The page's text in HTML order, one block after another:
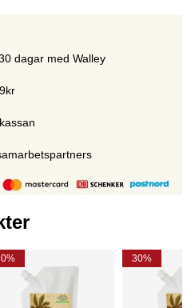
dagar med Walley
30%